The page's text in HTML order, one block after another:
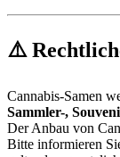
⚠️
Cannabis-Samen
Sammler-,
Der Anbau von
Bitte informieren